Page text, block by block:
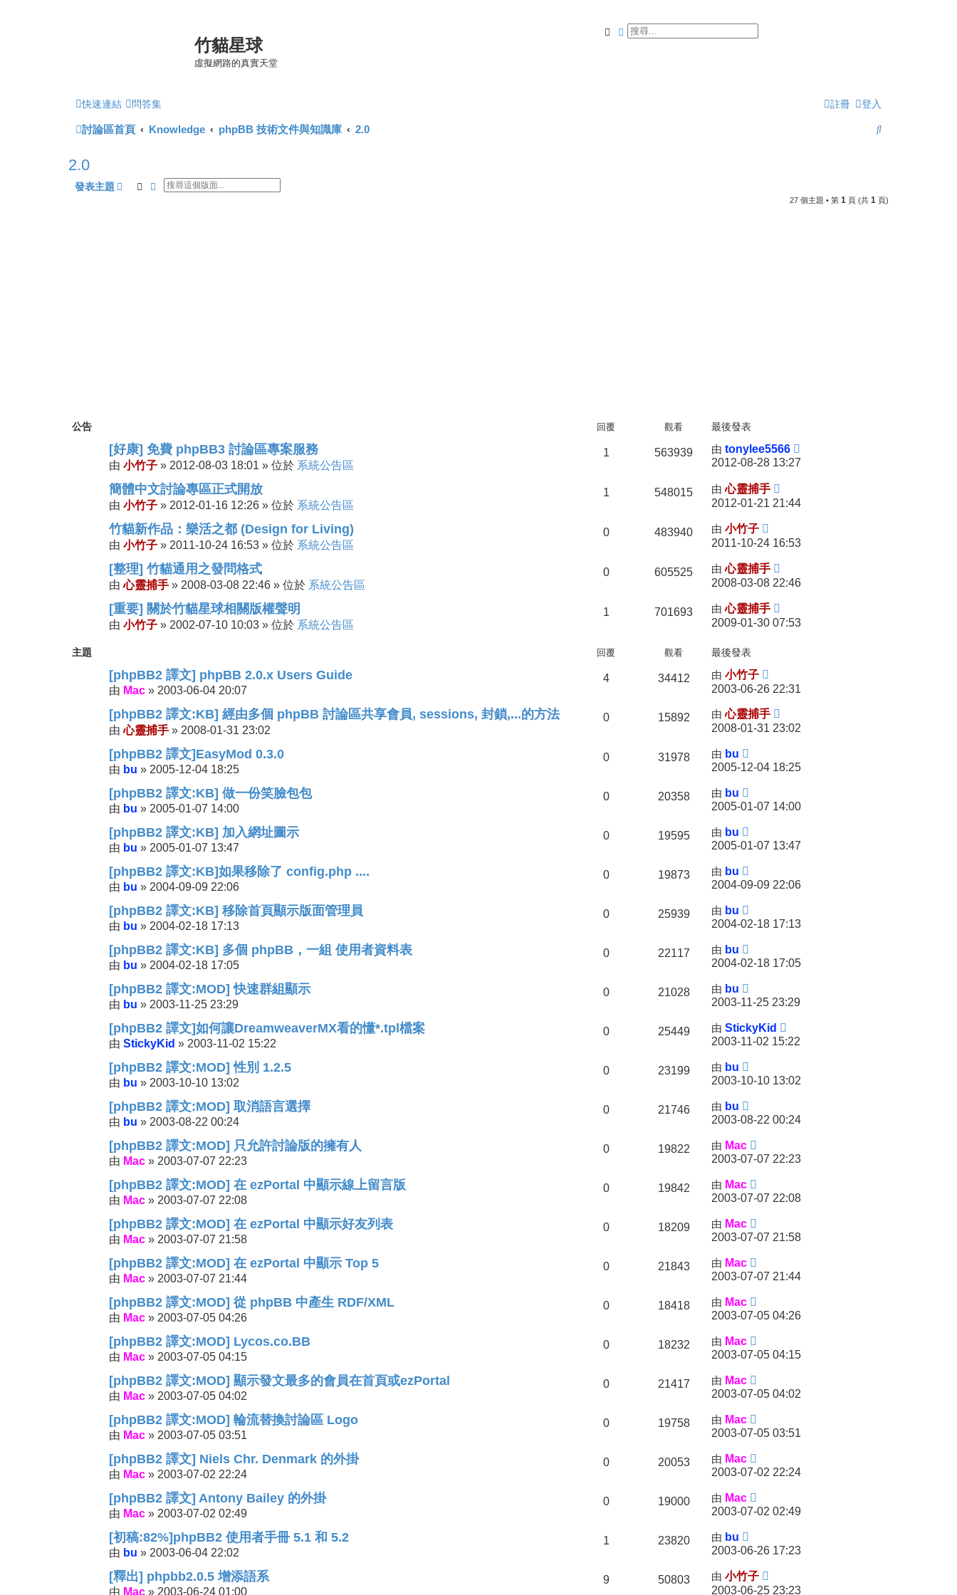
竹貓星球
虛擬網路的真實天堂
搜尋 進階搜尋
快速連結 問答集 登入
註冊
討論區首頁 Knowledge phpBB 技術文件與知識庫 2.0
搜
2.0
發表主題 搜尋 進階搜尋
27 個主題 • 第 1 頁 (共 1 頁)
公告 回覆 觀看 最後發表
[好康] 免費 phpBB3 討論區專案服務
由 小竹子 » 2012-08-03 18:01 » 位於 系統公告區
1 563939 由 tonylee5566
2012-08-28 13:27
簡體中文討論專區正式開放
由 小竹子 » 2012-01-16 12:26 » 位於 系統公告區
1 548015 由心靈捕手
2012-01-21 21:44
竹貓新作品：樂活之都 (Design for Living)
由 小竹子 » 2011-10-24 16:53 » 位於 系統公告區
0 483940 由 小竹子
2011-10-24 16:53
[整理] 竹貓通用之發問格式
由心靈捕手 » 2008-03-08 22:46 » 位於 系統公告區
0 605525 由心靈捕手
2008-03-08 22:46
[重要] 關於竹貓星球相關版權聲明
由 小竹子 » 2002-07-10 10:03 » 位於 系統公告區
1 701693 由心靈捕手
2009-01-30 07:53
主題 回覆 觀看 最後發表
[phpBB2 譯文] phpBB 2.0.x Users Guide
由 Mac » 2003-06-04 20:07
4 34412 由 小竹子
2003-06-26 22:31
[phpBB2 譯文:KB] 經由多個 phpBB 討論區共享會員, sessions, 封鎖,...的方法
由心靈捕手 » 2008-01-31 23:02
0 15892 由心靈捕手
2008-01-31 23:02
[phpBB2 譯文]EasyMod 0.3.0
由 bu » 2005-12-04 18:25
0 31978 由 bu
2005-12-04 18:25
[phpBB2 譯文:KB] 做一份笑臉包包
由 bu » 2005-01-07 14:00
0 20358 由 bu
2005-01-07 14:00
[phpBB2 譯文:KB] 加入網址圖示
由 bu » 2005-01-07 13:47
0 19595 由 bu
2005-01-07 13:47
[phpBB2 譯文:KB]如果移除了 config.php ....
由 bu » 2004-09-09 22:06
0 19873 由 bu
2004-09-09 22:06
[phpBB2 譯文:KB] 移除首頁顯示版面管理員
由 bu » 2004-02-18 17:13
0 25939 由 bu
2004-02-18 17:13
[phpBB2 譯文:KB] 多個 phpBB，一組 使用者資料表
由 bu » 2004-02-18 17:05
0 22117 由 bu
2004-02-18 17:05
[phpBB2 譯文:MOD] 快速群組顯示
由 bu » 2003-11-25 23:29
0 21028 由 bu
2003-11-25 23:29
[phpBB2 譯文]如何讓DreamweaverMX看的懂*.tpl檔案
由 StickyKid » 2003-11-02 15:22
0 25449 由 StickyKid
2003-11-02 15:22
[phpBB2 譯文:MOD] 性別 1.2.5
由 bu » 2003-10-10 13:02
0 23199 由 bu
2003-10-10 13:02
[phpBB2 譯文:MOD] 取消語言選擇
由 bu » 2003-08-22 00:24
0 21746 由 bu
2003-08-22 00:24
[phpBB2 譯文:MOD] 只允許討論版的擁有人
由 Mac » 2003-07-07 22:23
0 19822 由 Mac
2003-07-07 22:23
[phpBB2 譯文:MOD] 在 ezPortal 中顯示線上留言版
由 Mac » 2003-07-07 22:08
0 19842 由 Mac
2003-07-07 22:08
[phpBB2 譯文:MOD] 在 ezPortal 中顯示好友列表
由 Mac » 2003-07-07 21:58
0 18209 由 Mac
2003-07-07 21:58
[phpBB2 譯文:MOD] 在 ezPortal 中顯示 Top 5
由 Mac » 2003-07-07 21:44
0 21843 由 Mac
2003-07-07 21:44
[phpBB2 譯文:MOD] 從 phpBB 中產生 RDF/XML
由 Mac » 2003-07-05 04:26
0 18418 由 Mac
2003-07-05 04:26
[phpBB2 譯文:MOD] Lycos.co.BB
由 Mac » 2003-07-05 04:15
0 18232 由 Mac
2003-07-05 04:15
[phpBB2 譯文:MOD] 顯示發文最多的會員在首頁或ezPortal
由 Mac » 2003-07-05 04:02
0 21417 由 Mac
2003-07-05 04:02
[phpBB2 譯文:MOD] 輪流替換討論區 Logo
由 Mac » 2003-07-05 03:51
0 19758 由 Mac
2003-07-05 03:51
[phpBB2 譯文] Niels Chr. Denmark 的外掛
由 Mac » 2003-07-02 22:24
0 20053 由 Mac
2003-07-02 22:24
[phpBB2 譯文] Antony Bailey 的外掛
由 Mac » 2003-07-02 02:49
0 19000 由 Mac
2003-07-02 02:49
[初稿:82%]phpBB2 使用者手冊 5.1 和 5.2
由 bu » 2003-06-04 22:02
1 23820 由 bu
2003-06-26 17:23
[釋出] phpbb2.0.5 增添語系
由 Mac » 2003-06-24 01:00
9 50803 由 小竹子
2003-06-25 23:23